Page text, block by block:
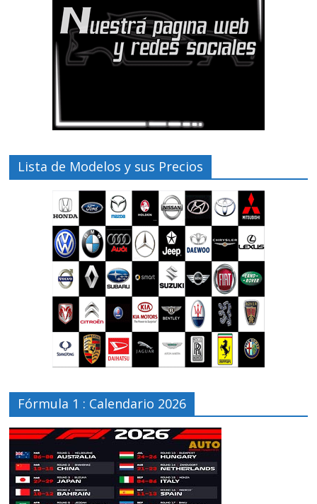
Lista de Modelos y sus Precios
Fórmula 1 : Calendario 2026